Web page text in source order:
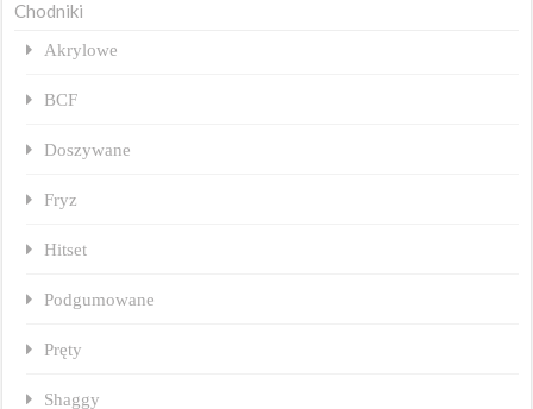
Chodniki
Akrylowe
BCF
Doszywane
Fryz
Hitset
Podgumowane
Pręty
Shaggy